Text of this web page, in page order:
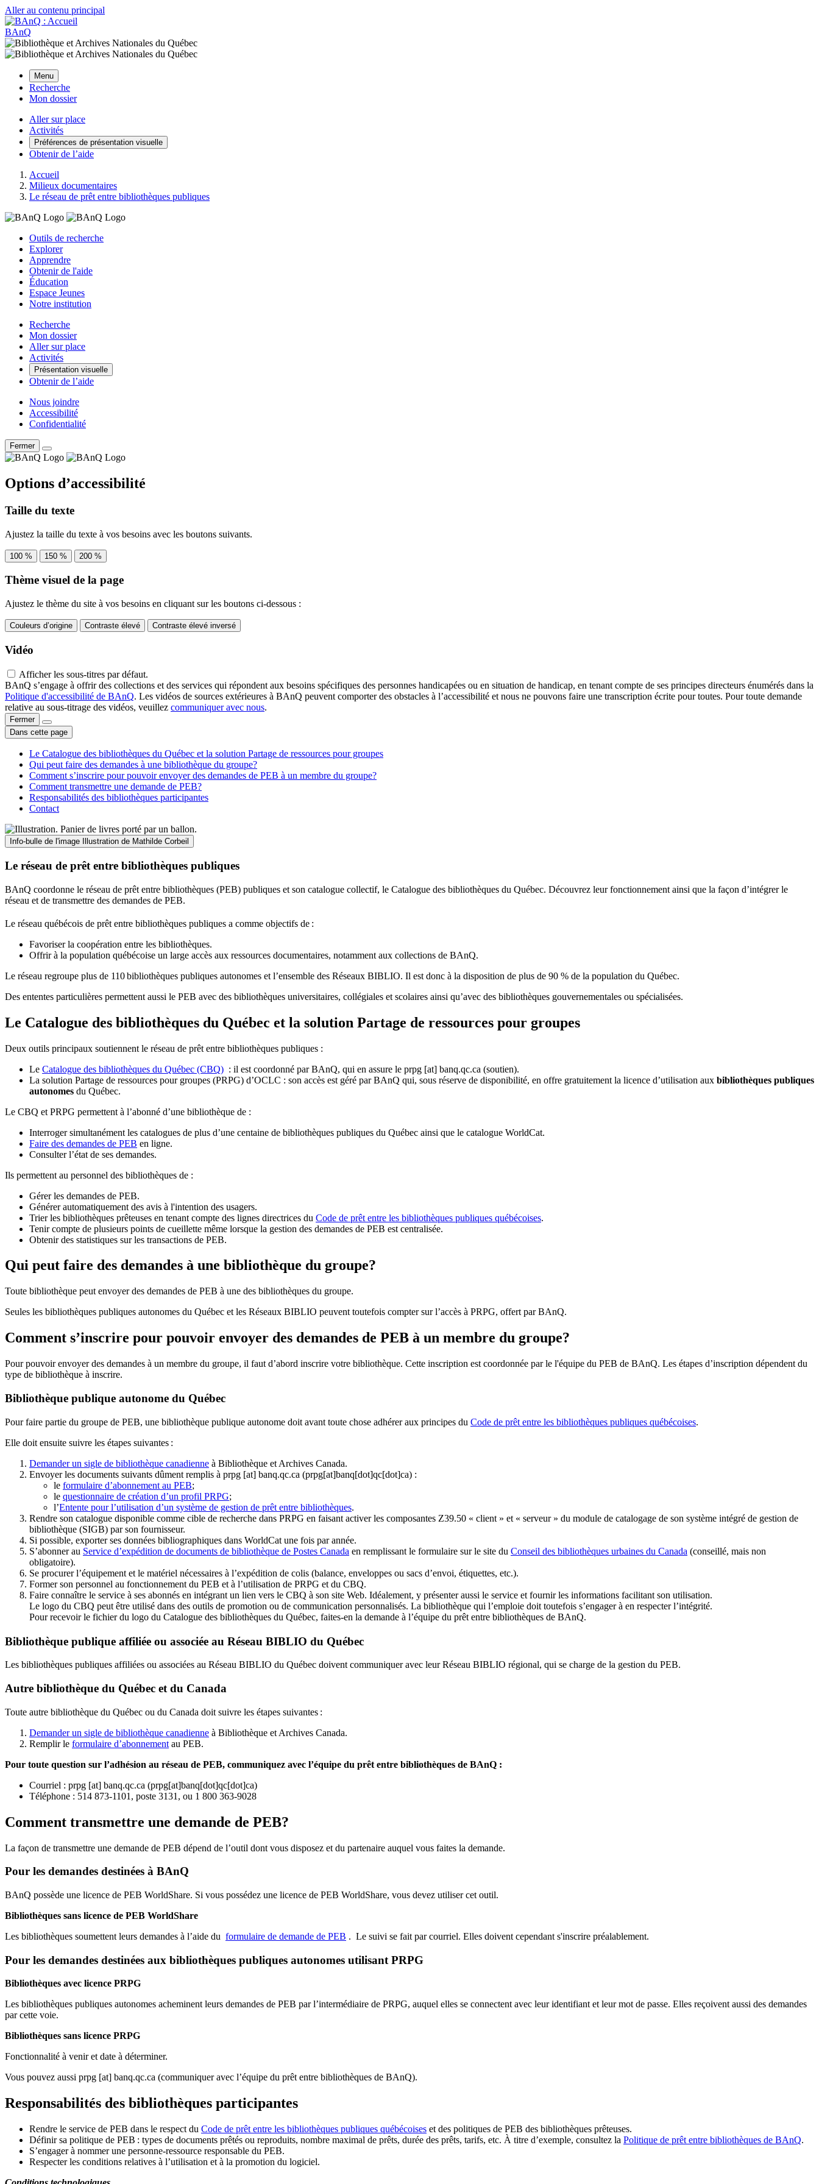
Aller au contenu principal
BAnQ
Menu
Recherche
Mon dossier
Aller sur place
Activités
Préférences de présentation visuelle
Obtenir de l’aide
Accueil
Milieux documentaires
Le réseau de prêt entre bibliothèques publiques
Outils de recherche
Explorer
Apprendre
Obtenir de l'aide
Éducation
Espace Jeunes
Notre institution
Recherche
Mon dossier
Aller sur place
Activités
Présentation visuelle
Obtenir de l’aide
Nous joindre
Accessibilité
Confidentialité
Fermer
Options d’accessibilité
Taille du texte
Ajustez la taille du texte à vos besoins avec les boutons suivants.
100 % 150 % 200 %
Thème visuel de la page
Ajustez le thème du site à vos besoins en cliquant sur les boutons ci-dessous :
Couleurs d’origine Contraste élevé Contraste élevé inversé
Vidéo
Afficher les sous-titres par défaut.
BAnQ s’engage à offrir des collections et des services qui répondent aux besoins spécifiques des personnes handicapées ou en situation de handicap, en tenant compte de ses principes directeurs énumérés dans la
Politique d'accessibilité de BAnQ. Les vidéos de sources extérieures à BAnQ peuvent comporter des obstacles à l’accessibilité et nous ne pouvons faire une transcription écrite pour toutes. Pour toute demande
relative au sous-titrage des vidéos, veuillez communiquer avec nous.
Fermer
Dans cette page
Le Catalogue des bibliothèques du Québec et la solution Partage de ressources pour groupes
Qui peut faire des demandes à une bibliothèque du groupe?
Comment s’inscrire pour pouvoir envoyer des demandes de PEB à un membre du groupe?
Comment transmettre une demande de PEB?
Responsabilités des bibliothèques participantes
Contact
Info-bulle de l'image Illustration de Mathilde Corbeil
Le réseau de prêt entre bibliothèques publiques
BAnQ coordonne le réseau de prêt entre bibliothèques (PEB) publiques et son catalogue collectif, le Catalogue des bibliothèques du Québec. Découvrez leur fonctionnement ainsi que la façon d’intégrer le
réseau et de transmettre des demandes de PEB.
Le réseau québécois de prêt entre bibliothèques publiques a comme objectifs de :
Favoriser la coopération entre les bibliothèques.
Offrir à la population québécoise un large accès aux ressources documentaires, notamment aux collections de BAnQ.
Le réseau regroupe plus de 110bibliothèques publiques autonomes et l’ensemble des Réseaux BIBLIO. Il est donc à la disposition de plus de 90 % de la population du Québec.
Des ententes particulières permettent aussi le PEB avec des bibliothèques universitaires, collégiales et scolaires ainsi qu’avec des bibliothèques gouvernementales ou spécialisées.
Le Catalogue des bibliothèques du Québec et la solution Partage de ressources pour groupes
Deux outils principaux soutiennent le réseau de prêt entre bibliothèques publiques :
Le Catalogue des bibliothèques du Québec (CBQ) : il est coordonné par BAnQ, qui en assure le prpg [at] banq.qc.ca (soutien).
La solution Partage de ressources pour groupes (PRPG) d’OCLC : son accès est géré par BAnQ qui, sous réserve de disponibilité, en offre gratuitement la licence d’utilisation aux bibliothèques publiques
autonomes du Québec.
Le CBQ et PRPG permettent à l’abonné d’une bibliothèque de :
Interroger simultanément les catalogues de plus d’une centaine de bibliothèques publiques du Québec ainsi que le catalogue WorldCat.
Faire des demandes de PEB en ligne.
Consulter l’état de ses demandes.
Ils permettent au personnel des bibliothèques de :
Gérer les demandes de PEB.
Générer automatiquement des avis à l'intention des usagers.
Trier les bibliothèques prêteuses en tenant compte des lignes directrices du Code de prêt entre les bibliothèques publiques québécoises.
Tenir compte de plusieurs points de cueillette même lorsque la gestion des demandes de PEB est centralisée.
Obtenir des statistiques sur les transactions de PEB.
Qui peut faire des demandes à une bibliothèque du groupe?
Toute bibliothèque peut envoyer des demandes de PEB à une des bibliothèques du groupe.
Seules les bibliothèques publiques autonomes du Québec et les Réseaux BIBLIO peuvent toutefois compter sur l’accès à PRPG, offert par BAnQ.
Comment s’inscrire pour pouvoir envoyer des demandes de PEB à un membre du groupe?
Pour pouvoir envoyer des demandes à un membre du groupe, il faut d’abord inscrire votre bibliothèque. Cette inscription est coordonnée par le l'équipe du PEB de BAnQ. Les étapes d’inscription dépendent du
type de bibliothèque à inscrire.
Bibliothèque publique autonome du Québec
Pour faire partie du groupe de PEB, une bibliothèque publique autonome doit avant toute chose adhérer aux principes du Code de prêt entre les bibliothèques publiques québécoises.
Elle doit ensuite suivre les étapes suivantes :
Demander un sigle de bibliothèque canadienne à Bibliothèque et Archives Canada.
Envoyer les documents suivants dûment remplis à prpg [at] banq.qc.ca (prpg[at]banq[dot]qc[dot]ca) :
le formulaire d’abonnement au PEB;
le questionnaire de création d’un profil PRPG;
l’Entente pour l’utilisation d’un système de gestion de prêt entre bibliothèques.
Rendre son catalogue disponible comme cible de recherche dans PRPG en faisant activer les composantes Z39.50 « client » et « serveur » du module de catalogage de son système intégré de gestion de
bibliothèque (SIGB) par son fournisseur.
Si possible, exporter ses données bibliographiques dans WorldCat une fois par année.
S’abonner au Service d’expédition de documents de bibliothèque de Postes Canada en remplissant le formulaire sur le site du Conseil des bibliothèques urbaines du Canada (conseillé, mais non
obligatoire).
Se procurer l’équipement et le matériel nécessaires à l’expédition de colis (balance, enveloppes ou sacs d’envoi, étiquettes, etc.).
Former son personnel au fonctionnement du PEB et à l’utilisation de PRPG et du CBQ.
Faire connaître le service à ses abonnés en intégrant un lien vers le CBQ à son site Web. Idéalement, y présenter aussi le service et fournir les informations facilitant son utilisation.
Le logo du CBQ peut être utilisé dans des outils de promotion ou de communication personnalisés. La bibliothèque qui l’emploie doit toutefois s’engager à en respecter l’intégrité.
Pour recevoir le fichier du logo du Catalogue des bibliothèques du Québec, faites-en la demande à l’équipe du prêt entre bibliothèques de BAnQ.
Bibliothèque publique affiliée ou associée au Réseau BIBLIO du Québec
Les bibliothèques publiques affiliées ou associées au Réseau BIBLIO du Québec doivent communiquer avec leur Réseau BIBLIO régional, qui se charge de la gestion du PEB.
Autre bibliothèque du Québec et du Canada
Toute autre bibliothèque du Québec ou du Canada doit suivre les étapes suivantes :
Demander un sigle de bibliothèque canadienne à Bibliothèque et Archives Canada.
Remplir le formulaire d’abonnement au PEB.
Pour toute question sur l’adhésion au réseau de PEB, communiquez avec l’équipe du prêt entre bibliothèques de BAnQ :
Courriel : prpg [at] banq.qc.ca (prpg[at]banq[dot]qc[dot]ca)
Téléphone : 514 873-1101, poste 3131, ou 1 800 363-9028
Comment transmettre une demande de PEB?
La façon de transmettre une demande de PEB dépend de l’outil dont vous disposez et du partenaire auquel vous faites la demande.
Pour les demandes destinées à BAnQ
BAnQ possède une licence de PEB WorldShare. Si vous possédez une licence de PEB WorldShare, vous devez utiliser cet outil.
Bibliothèques sans licence de PEB WorldShare
Les bibliothèques soumettent leurs demandes à l’aide du formulaire de demande de PEB . Le suivi se fait par courriel. Elles doivent cependant s'inscrire préalablement.
Pour les demandes destinées aux bibliothèques publiques autonomes utilisant PRPG
Bibliothèques avec licence PRPG
Les bibliothèques publiques autonomes acheminent leurs demandes de PEB par l’intermédiaire de PRPG, auquel elles se connectent avec leur identifiant et leur mot de passe. Elles reçoivent aussi des demandes
par cette voie.
Bibliothèques sans licence PRPG
Fonctionnalité à venir et date à déterminer.
Vous pouvez aussi prpg [at] banq.qc.ca (communiquer avec l’équipe du prêt entre bibliothèques de BAnQ).
Responsabilités des bibliothèques participantes
Rendre le service de PEB dans le respect du Code de prêt entre les bibliothèques publiques québécoises et des politiques de PEB des bibliothèques prêteuses.
Définir sa politique de PEB : types de documents prêtés ou reproduits, nombre maximal de prêts, durée des prêts, tarifs, etc. À titre d’exemple, consultez la Politique de prêt entre bibliothèques de BAnQ.
S’engager à nommer une personne-ressource responsable du PEB.
Respecter les conditions relatives à l’utilisation et à la promotion du logiciel.